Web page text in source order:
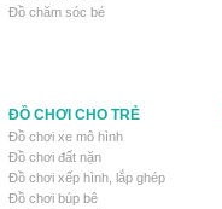
Đồ chăm sóc bé
ĐỒ CHƠI CHO TRẺ
Đồ chơi xe mô hình
Đồ chơi đất nặn
Đồ chơi xếp hình, lắp ghép
Đồ chơi búp bê